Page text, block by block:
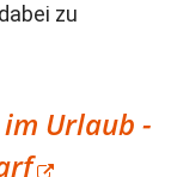
zu
im Urlaub -